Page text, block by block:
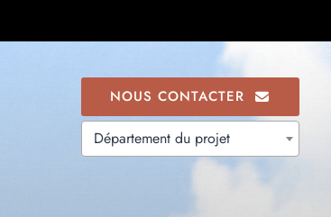
NOUS CONTACTER
Département du projet